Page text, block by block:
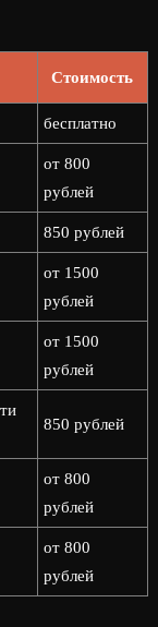
Стоимость
бесплатно
от 800
рублей
850 рублей
от 1500
рублей
от 1500
рублей
850 рублей
от 800
рублей
от 800
рублей